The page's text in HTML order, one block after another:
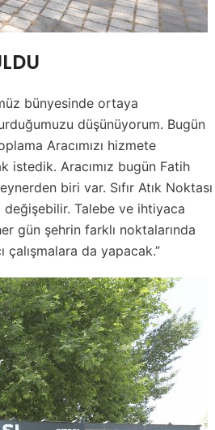
bünyesinde ortaya
düşünüyorum. Bugün
Aracımızı hizmete
istedik. Aracımız bugün Fatih
biri var. Sıfır Atık Noktası
Talebe ve ihtiyaca
gün şehrin farklı noktalarında
çalışmalara da yapacak.”